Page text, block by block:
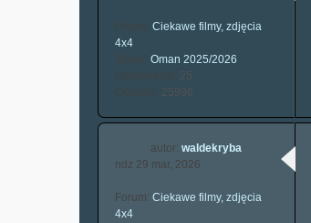
Ciekawe filmy, zdjęcia
4x4
Oman 2025/2026
25
25996
autor: waldekryba
ndz 29 mar, 2026
Forum: Ciekawe filmy, zdjęcia
4x4